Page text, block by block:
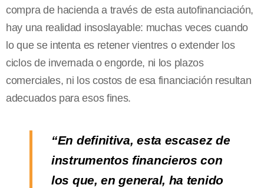
compra de hacienda a través de esta autofinanciación,
hay una realidad insoslayable: muchas veces cuando
lo que se intenta es retener vientres o extender los
ciclos de invernada o engorde, ni los plazos
comerciales, ni los costos de esa financiación resultan
adecuados para esos fines.
“En definitiva, esta escasez de
instrumentos financieros con
los que, en general, ha tenido